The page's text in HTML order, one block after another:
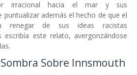
irracional hacia el mar y sus
puntualizar además el hecho de que el
renegar de sus ideas racistas
escribía este relato, avergonzándose
Sobre Innsmouth